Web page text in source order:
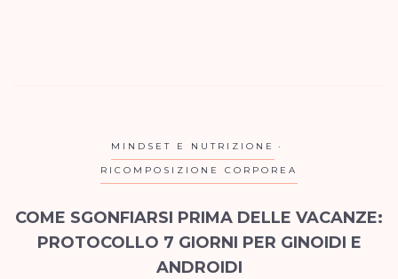
MINDSET E NUTRIZIONE
RICOMPOSIZIONE CORPOREA
COME SGONFIARSI PRIMA DELLE VACANZE:
PROTOCOLLO 7 GIORNI PER GINOIDI E
ANDROIDI